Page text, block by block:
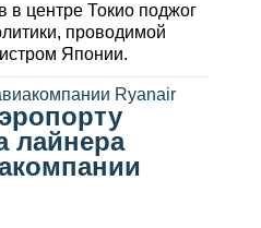
в центре Токио поджог
проводимой
Японии.
лайнера